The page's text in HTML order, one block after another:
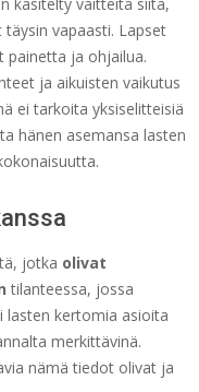
vapaasti. Lapset
painetta ja ohjailua.
ja aikuisten vaikutus
ei tarkoita yksiselitteisiä
hänen asemansa lasten
jotka olivat
tilanteessa, jossa
lasten kertomia asioita
merkittävinä.
nämä tiedot olivat ja